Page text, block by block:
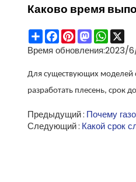
Каково время
ShareFacebook
Pinterest
Mastodon
X
Время обновления:2023/
Для существующих моделей
разработать плесень, срок
Предыдущий Почему
Следующий Какой срок